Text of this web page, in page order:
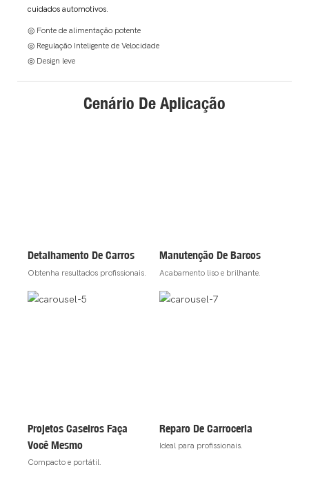
cuidados automotivos.
◎ Fonte de alimentação potente
◎ Regulação Inteligente de Velocidade
◎ Design leve
Cenário De Aplicação
Detalhamento De Carros
Obtenha resultados profissionais.
Manutenção De Barcos
Acabamento liso e brilhante.
Projetos Caseiros Faça
Você Mesmo
Compacto e portátil.
Reparo De Carroceria
Ideal para profissionais.